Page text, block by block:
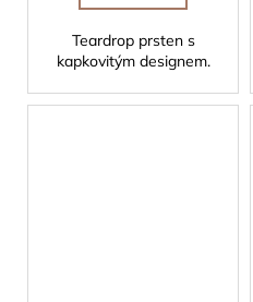
Teardrop prsten s
kapkovitým designem.